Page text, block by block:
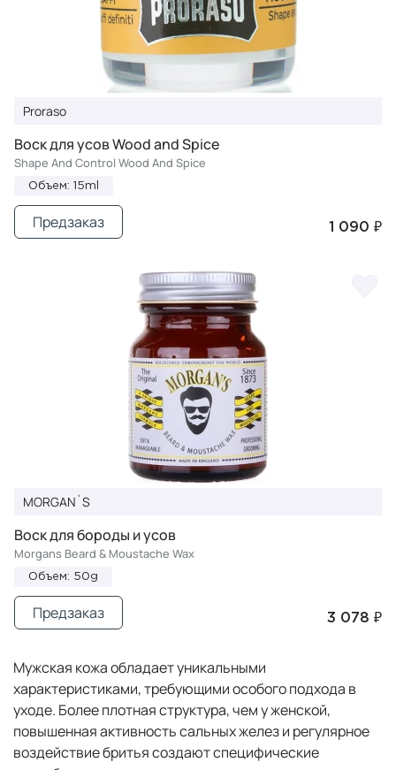
Proraso
Воск для усов Wood and Spice
Shape And Control Wood And Spice
Объем: 15ml
1 090 ₽
Предзаказ
MORGAN`S
Воск для бороды и усов
Morgans Beard & Moustache Wax
Объем: 50g
3 078 ₽
Предзаказ
Мужская кожа обладает уникальными
характеристиками, требующими особого подхода в
уходе. Более плотная структура, чем у женской,
повышенная активность сальных желез и регулярное
воздействие бритья создают специфические